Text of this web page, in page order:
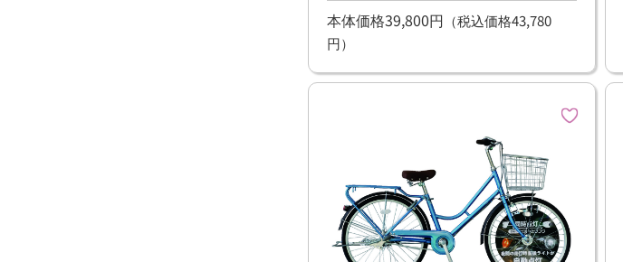
本体価格39,800円 （税込価格43,780
円）